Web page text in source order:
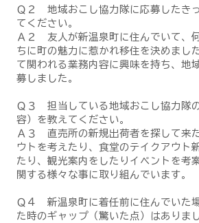
Ｑ２ 地域おこし協力隊に応募したき
てください。
Ａ２ 友人が新温泉町に住んでいて、
ちに町の魅力に惹かれ移住を決めまし
て関われる業務内容に興味を持ち、地
募しました。
Ｑ３ 担当している地域おこし協力隊
容）を教えてください。
Ａ３ 直売所の新規出荷者を探して来
ウトを考えたり、食堂のテイクアウト
たり、観光案内をしたりイベントを考
関する様々な事に取り組んでいます。
Ｑ４ 新温泉町に着任前に住んでいた
た時のギャップ（驚いた点）はありま